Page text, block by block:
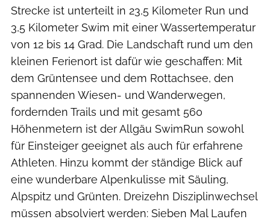
Strecke ist unterteilt in 23,5 Kilometer Run und
3,5 Kilometer Swim mit einer Wassertemperatur
von 12 bis 14 Grad. Die Landschaft rund um den
kleinen Ferienort ist dafür wie geschaffen: Mit
dem Grüntensee und dem Rottachsee, den
spannenden Wiesen- und Wanderwegen,
fordernden Trails und mit gesamt 560
Höhenmetern ist der Allgäu SwimRun sowohl
für Einsteiger geeignet als auch für erfahrene
Athleten. Hinzu kommt der ständige Blick auf
eine wunderbare Alpenkulisse mit Säuling,
Alpspitz und Grünten. Dreizehn Disziplinwechsel
müssen absolviert werden: Sieben Mal Laufen